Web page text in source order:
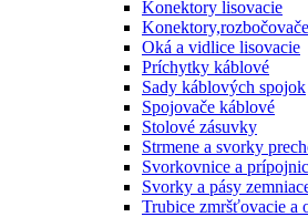
Konektory lisovacie
Oká a vidlice lisovacie
Príchytky káblové
Sady káblových spojok
Spojovače káblové
Stolové zásuvky
Strmene a svorky
Svorkovnice a
Svorky a pásy
Trubice zmršťovacie a